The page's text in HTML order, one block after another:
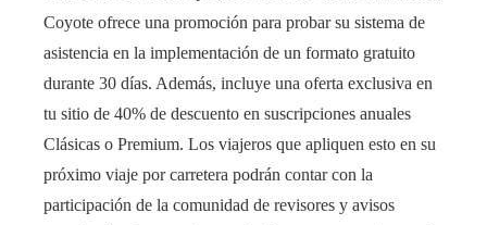
Coyote ofrece una promoción para probar su sistema de
asistencia en la implementación de un formato gratuito
durante 30 días. Además, incluye una oferta exclusiva en
tu sitio de 40% de descuento en suscripciones anuales
Clásicas o Premium. Los viajeros que apliquen esto en su
próximo viaje por carretera podrán contar con la
participación de la comunidad de revisores y avisos